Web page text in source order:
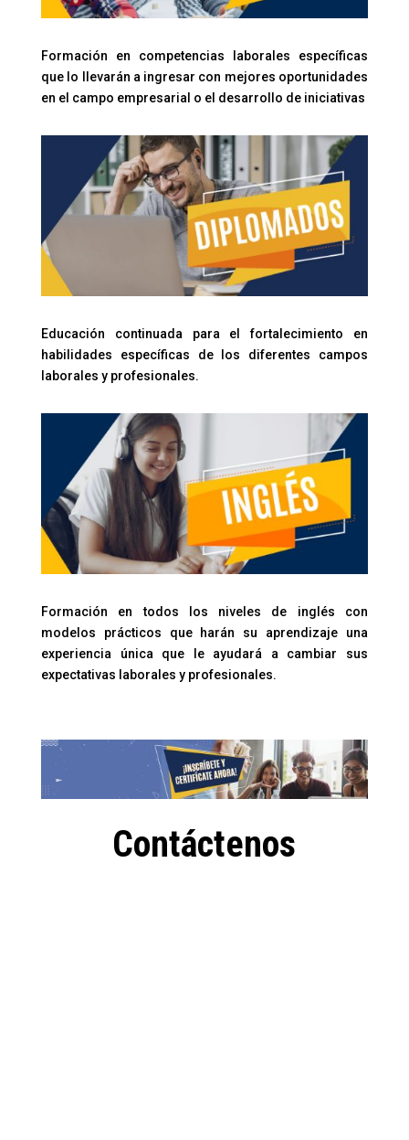
Formación en competencias laborales específicas
que lo llevarán a ingresar con mejores oportunidades
en el campo empresarial o el desarrollo de iniciativas
Educación continuada para el fortalecimiento en
habilidades específicas de los diferentes campos
laborales y profesionales.
Formación en todos los niveles de inglés con
modelos prácticos que harán su aprendizaje una
experiencia única que le ayudará a cambiar sus
expectativas laborales y profesionales.
Contáctenos